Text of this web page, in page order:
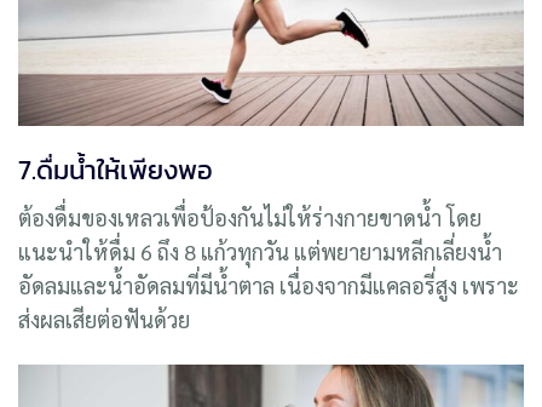
7.ดื่มน้ำให้เพียงพอ
ต้องดื่มของเหลวเพื่อป้องกันไม่ให้ร่างกายขาดน้ำ โดย
แนะนำให้ดื่ม 6 ถึง 8 แก้วทุกวัน แต่พยายามหลีกเลี่ยงน้ำ
อัดลมและน้ำอัดลมที่มีน้ำตาล เนื่องจากมีแคลอรี่สูง เพราะ
ส่งผลเสียต่อฟันด้วย